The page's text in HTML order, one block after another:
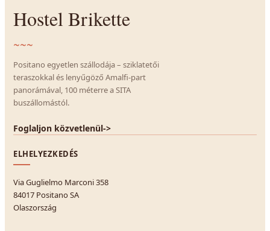
Hostel Brikette
~~~
Positano egyetlen szállodája – sziklatetői
teraszokkal és lenyűgöző Amalfi-part
panorámával, 100 méterre a SITA
buszállomástól.
Foglaljon közvetlenül->
ELHELYEZKEDÉS
Via Guglielmo Marconi 358
84017 Positano SA
Olaszország